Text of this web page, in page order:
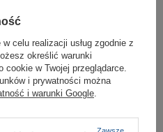
dystrybucyjnej.
bądź wymiany towaru bez
celu realizacji usług zgodnie z
określić warunki
cookie w Twojej przeglądarce.
i prywatności można
i warunki Google.